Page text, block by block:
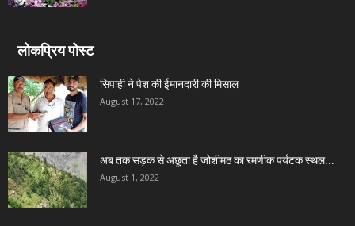
लोकप्रिय पोस्ट
सिपाही ने पेश की ईमानदारी की मिसाल
August 17, 2022
अब तक सड़क से अछूता है जोशीमठ का रमणीक पर्यटक स्थल...
August 1, 2022